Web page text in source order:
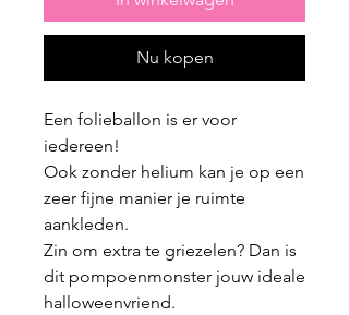
Nu kopen
Een folieballon is er voor
iedereen!
Ook zonder helium kan je op een
zeer fijne manier je ruimte
aankleden.
Zin om extra te griezelen? Dan is
dit pompoenmonster jouw ideale
halloweenvriend.